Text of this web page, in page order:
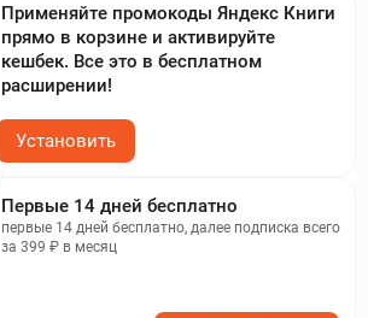
Применяйте промокоды Яндекс Книги
прямо в корзине и активируйте
кешбек. Все это в бесплатном
расширении!
Установить
Первые 14 дней бесплатно
первые 14 дней бесплатно, далее подписка всего
за 399 ₽ в месяц